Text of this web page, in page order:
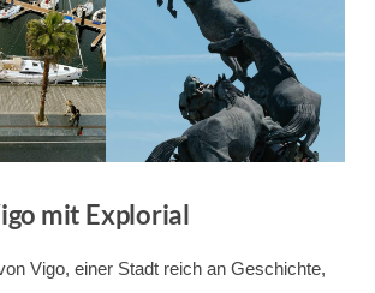
mit Explorial
Vigo, einer Stadt reich an Geschichte,